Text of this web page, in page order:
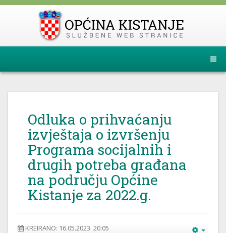
Odluka o prihvaćanju
izvještaja o izvršenju
Programa socijalnih i
drugih potreba građana
na području Općine
Kistanje za 2022.g.
KREIRANO: 16.05.2023. 20:05